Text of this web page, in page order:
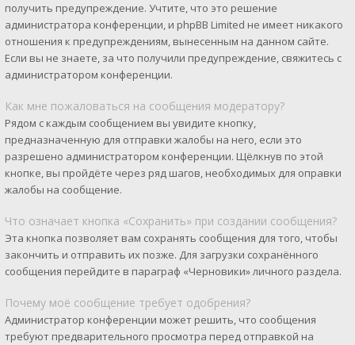
получить предупреждение. Учтите, что это решение
администратора конференции, и phpBB Limited не имеет никакого
отношения к предупреждениям, вынесенным на данном сайте.
Если вы не знаете, за что получили предупреждение, свяжитесь с
администратором конференции.
Как мне пожаловаться на сообщения модератору?
Рядом с каждым сообщением вы увидите кнопку,
предназначенную для отправки жалобы на него, если это
разрешено администратором конференции. Щёлкнув по этой
кнопке, вы пройдёте через ряд шагов, необходимых для оправки
жалобы на сообщение.
Что означает кнопка «Сохранить» при создании сообщения?
Эта кнопка позволяет вам сохранять сообщения для того, чтобы
закончить и отправить их позже. Для загрузки сохранённого
сообщения перейдите в параграф «Черновики» личного раздела.
Почему моё сообщение требует одобрения?
Администратор конференции может решить, что сообщения
требуют предварительного просмотра перед отправкой на